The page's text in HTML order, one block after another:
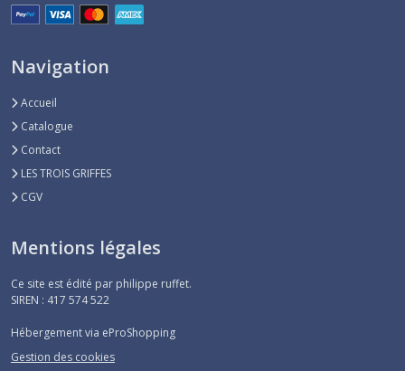
PULL
(2)
VESTE
(7)
Afficher
résultats
Navigation
Accueil
Catalogue
Contact
LES TROIS GRIFFES
CGV
Mentions légales
Ce site est édité par philippe ruffet.
SIREN : 417 574 522
Hébergement via eProShopping
Gestion des cookies